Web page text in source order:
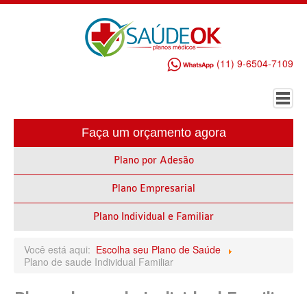
(11) 9-6504-7109
PLANO DE SAÚDE EMPRESARIAL
ALLIANZ PLANO DE SAÚDE EMPRESARIAL
AMEPLAN PLANO DE SAÚDE EMPRESARIAL
BIO SAÚDE PLANO DE SAÚDE EMPRESARIAL
BIOVIDA PLANO DE SAÚDE EMPRESARIAL
Faça um orçamento agora
Plano por Adesão
Plano Empresarial
Plano Individual e Familiar
Você está aqui: Escolha seu Plano de Saúde
Plano de saude Individual Familiar